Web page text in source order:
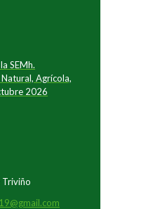
SEMh.
Agrícola,
2026
Triviño